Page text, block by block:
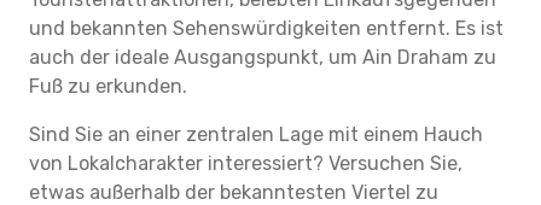
und bekannten Sehenswürdigkeiten entfernt. Es ist
auch der ideale Ausgangspunkt, um Ain Draham zu
Fuß zu erkunden.
Sind Sie an einer zentralen Lage mit einem Hauch
von Lokalcharakter interessiert? Versuchen Sie,
etwas außerhalb der bekanntesten Viertel zu